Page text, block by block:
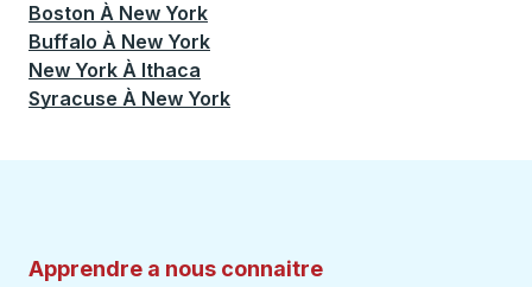
Boston À New York
Buffalo À New York
New York À Ithaca
Syracuse À New York
Apprendre a nous connaitre